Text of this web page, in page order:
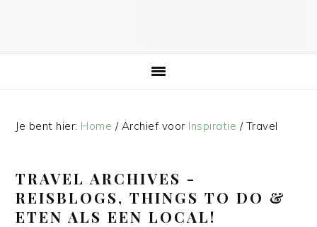
Je bent hier: Home /Archief voor Inspiratie /Travel
TRAVEL ARCHIVES -
REISBLOGS, THINGS TO DO &
ETEN ALS EEN LOCAL!